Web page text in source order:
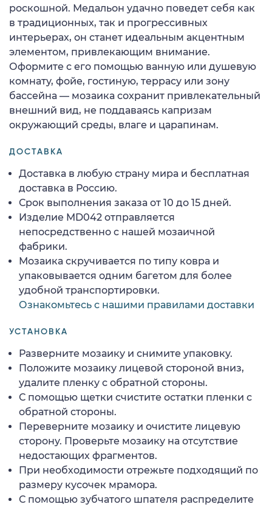
роскошной. Медальон удачно поведет себя как
в традиционных, так и прогрессивных
интерьерах, он станет идеальным акцентным
элементом, привлекающим внимание.
Оформите с его помощью ванную или душевую
комнату, фойе, гостиную, террасу или зону
бассейна — мозаика сохранит привлекательный
внешний вид, не поддаваясь капризам
окружающий среды, влаге и царапинам.
ДОСТАВКА
Доставка в любую страну мира и бесплатная
доставка в Россию.
Срок выполнения заказа от 10 до 15 дней.
Изделие MD042 отправляется
непосредственно с нашей мозаичной
фабрики.
Мозаика скручивается по типу ковра и
упаковывается одним багетом для более
удобной транспортировки.
Ознакомьтесь с нашими правилами доставки
УСТАНОВКА
Разверните мозаику и снимите упаковку.
Положите мозаику лицевой стороной вниз,
удалите пленку с обратной стороны.
С помощью щетки счистите остатки пленки с
обратной стороны.
Переверните мозаику и очистите лицевую
сторону. Проверьте мозаику на отсутствие
недостающих фрагментов.
При необходимости отрежьте подходящий по
размеру кусочек мрамора.
С помощью зубчатого шпателя распределите